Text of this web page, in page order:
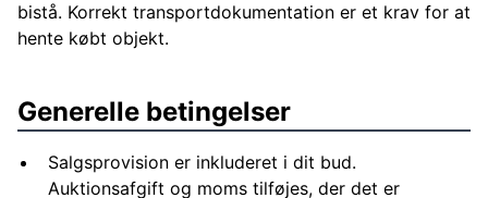
bistå. Korrekt transportdokumentation er et krav for at
hente købt objekt.
Generelle betingelser
Salgsprovision er inkluderet i dit bud.
Auktionsafgift og moms tilføjes, der det er